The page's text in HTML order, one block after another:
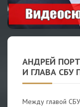
АНДРЕЙ
И ГЛАВА СБУ
Между главой